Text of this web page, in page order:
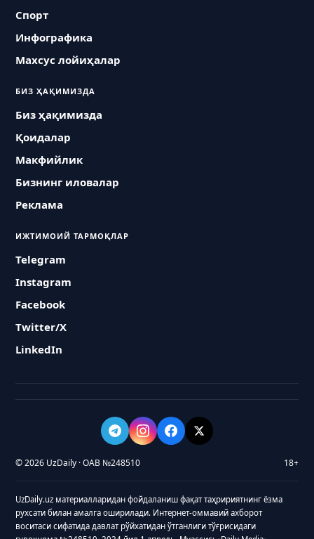
Спорт
Инфографика
Махсус лойиҳалар
БИЗ ҲАҚИМИЗДА
Биз ҳақимизда
Қоидалар
Макфийлик
Бизнинг иловалар
Реклама
ИЖТИМОИЙ ТАРМОҚЛАР
Telegram
Instagram
Facebook
Twitter/X
LinkedIn
© 2026 UzDaily · ОАВ №248510 18+
UzDaily.uz материалларидан фойдаланиш фақат таҳририятнинг ёзма
рухсати билан амалга оширилади. Интернет-оммавий ахборот
воситаси сифатида давлат рўйхатидан ўтганлиги тўғрисидаги